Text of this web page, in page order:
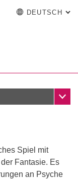
direkt zu: Inhalt
direkt zu: Suche
direkt zu:
Link in
DEUTSCH :
Italiano
Spiel mit
Fantasie. Es
an Psyche